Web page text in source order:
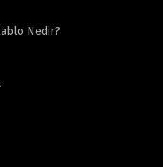
Nedir?